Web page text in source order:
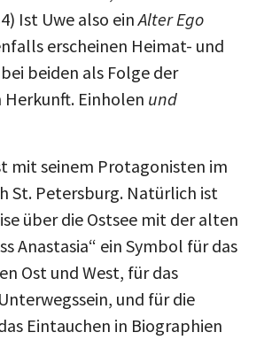
Ist Uwe also einAlter Ego
erscheinen Heimat- und
beiden als Folge der
Einholen und
mit seinem Protagonisten im
St. Petersburg. Natürlich ist
über die Ostsee mit der alten
Anastasia“ ein Symbol für das
Ost und West, für das
und für die
Eintauchen in Biographien